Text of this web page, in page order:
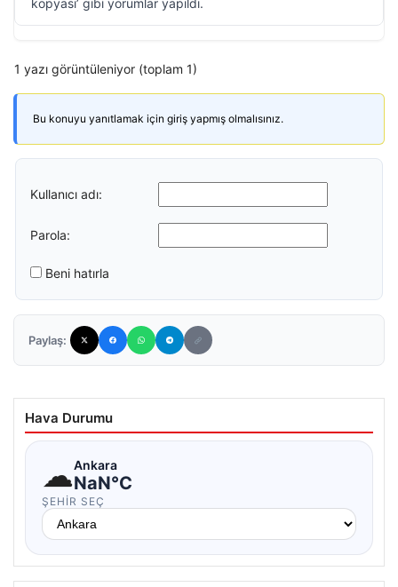
kopyası’ gibi yorumlar yapıldı.
1 yazı görüntüleniyor (toplam 1)
Bu konuyu yanıtlamak için giriş yapmış olmalısınız.
Kullanıcı adı:
Parola:
Beni hatırla
Paylaş:
Hava Durumu
☁Ankara
NaN°C
ŞEHIR SEÇ